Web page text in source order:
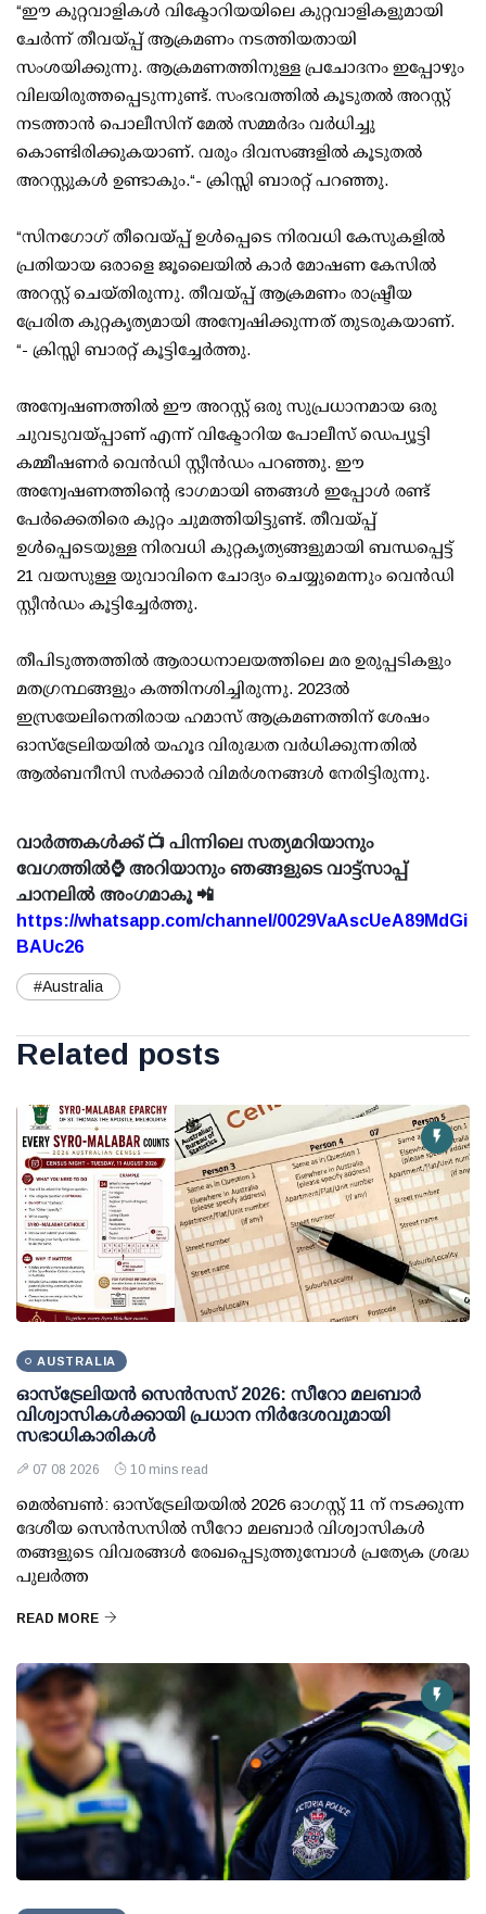
“ഈ കുറ്റവാളികൾ വിക്ടോറിയയിലെ കുറ്റവാളികളുമായി
ചേർന്ന് തീവയ്പ്പ് ആക്രമണം നടത്തിയതായി
സംശയിക്കുന്നു. ആക്രമണത്തിനുള്ള പ്രചോദനം ഇപ്പോഴും
വിലയിരുത്തപ്പെടുന്നുണ്ട്. സംഭവത്തിൽ കൂടുതൽ അറസ്റ്റ്
നടത്താൻ പൊലീസിന് മേൽ സമ്മർദം വർധിച്ചു
കൊണ്ടിരിക്കുകയാണ്. വരും ദിവസങ്ങളിൽ കൂടുതൽ
അറസ്റ്റുകൾ ഉണ്ടാകും.“- ക്രിസ്സി ബാരറ്റ് പറഞ്ഞു.
“സിനഗോഗ് തീവെയ്പ്പ് ഉൾപ്പെടെ നിരവധി കേസുകളിൽ
പ്രതിയായ ഒരാളെ ജൂലൈയിൽ കാർ മോഷണ കേസിൽ
അറസ്റ്റ് ചെയ്തിരുന്നു. തീവയ്പ്പ് ആക്രമണം രാഷ്ട്രീയ
പ്രേരിത കുറ്റകൃത്യമായി അന്വേഷിക്കുന്നത് തുടരുകയാണ്.
“- ക്രിസ്സി ബാരറ്റ് കൂട്ടിച്ചേർത്തു.
അന്വേഷണത്തിൽ ഈ അറസ്റ്റ് ഒരു സുപ്രധാനമായ ഒരു
ചുവടുവയ്പ്പാണ് എന്ന് വിക്ടോറിയ പോലീസ് ഡെപ്യൂട്ടി
കമ്മീഷണർ വെൻഡി സ്റ്റീൻഡം പറഞ്ഞു. ഈ
അന്വേഷണത്തിന്റെ ഭാഗമായി ഞങ്ങൾ ഇപ്പോൾ രണ്ട്
പേർക്കെതിരെ കുറ്റം ചുമത്തിയിട്ടുണ്ട്. തീവയ്പ്പ്
ഉൾപ്പെടെയുള്ള നിരവധി കുറ്റകൃത്യങ്ങളുമായി ബന്ധപ്പെട്ട്
21 വയസുള്ള യുവാവിനെ ചോദ്യം ചെയ്യുമെന്നും വെൻഡി
സ്റ്റീൻഡം കൂട്ടിച്ചേർത്തു.
തീപിടുത്തത്തിൽ ആരാധനാലയത്തിലെ മര ഉരുപ്പടികളും
മതഗ്രന്ഥങ്ങളും കത്തിനശിച്ചിരുന്നു. 2023ല്‍
ഇസ്രയേലിനെതിരായ ഹമാസ് ആക്രമണത്തിന് ശേഷം
ഓസ്‌ട്രേലിയയില്‍ യഹൂദ വിരുദ്ധത വര്‍ധിക്കുന്നതില്‍
ആല്‍ബനീസി സര്‍ക്കാര്‍ വിമര്‍ശനങ്ങള്‍ നേരിട്ടിരുന്നു.
വാർത്തകൾക്ക് 📺 പിന്നിലെ സത്യമറിയാനും
വേഗത്തിൽ⌚ അറിയാനും ഞങ്ങളുടെ വാട്ട്സാപ്പ്
ചാനലിൽ അംഗമാകൂ 📲
https://whatsapp.com/channel/0029VaAscUeA89MdGi
BAUc26
#Australia
Related posts
AUSTRALIA
ഓസ്ട്രേലിയൻ സെൻസസ് 2026: സീറോ മലബാർ
വിശ്വാസികൾക്കായി പ്രധാന നിർദേശവുമായി
സഭാധികാരികൾ
07 08 2026 10 mins read
മെൽബൺ: ഓസ്ട്രേലിയയിൽ 2026 ഓഗസ്റ്റ് 11 ന് നടക്കുന്ന
ദേശീയ സെൻസസിൽ സീറോ മലബാർ വിശ്വാസികൾ
തങ്ങളുടെ വിവരങ്ങൾ രേഖപ്പെടുത്തുമ്പോൾ പ്രത്യേക ശ്രദ്ധ
പുലർത്ത
READ MORE